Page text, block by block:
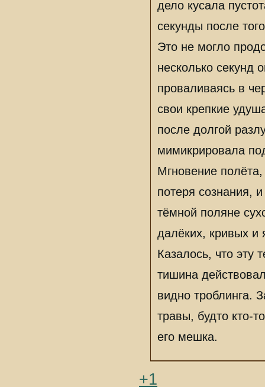
дело кусала
секунды после
Это не могло
несколько секунд
проваливаясь в
свои крепкие
после долгой
мимикрировала
Мгновение полёта,
потеря сознания,
тёмной поляне
далёких, кривых и
Казалось, что эту
тишина
видно троблинга.
травы, будто кто-
его мешка.
+1